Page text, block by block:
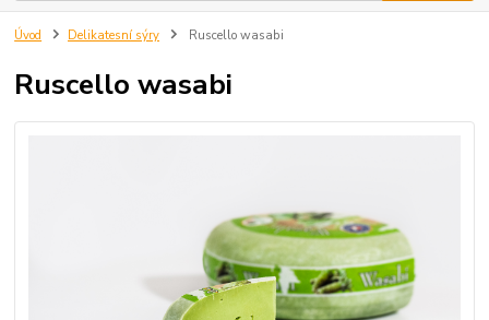
Úvod Delikatesní sýry Ruscello wasabi
Ruscello wasabi